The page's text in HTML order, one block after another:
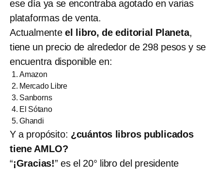
ese día ya se encontraba agotado en varias
plataformas de venta.
Actualmenteel libro, de editorial Planeta,
tiene un precio de alrededor de 298 pesos y se
encuentra disponible en:
Amazon
Mercado Libre
Sanborns
El Sótano
Ghandi
Y a propósito: ¿cuántos libros publicados
tiene AMLO?
“¡Gracias!” es el 20° libro del presidente